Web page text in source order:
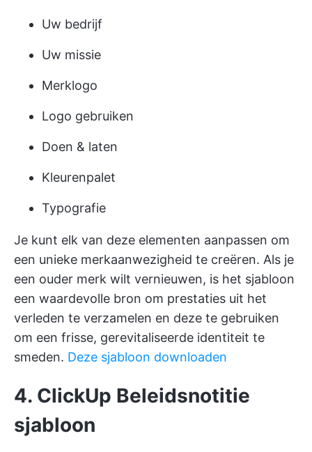
Uw bedrijf
Uw missie
Merklogo
Logo gebruiken
Doen & laten
Kleurenpalet
Typografie
Je kunt elk van deze elementen aanpassen om
een unieke merkaanwezigheid te creëren. Als je
een ouder merk wilt vernieuwen, is het sjabloon
een waardevolle bron om prestaties uit het
verleden te verzamelen en deze te gebruiken
om een frisse, gerevitaliseerde identiteit te
smeden. Deze sjabloon downloaden
4. ClickUp Beleidsnotitie
sjabloon